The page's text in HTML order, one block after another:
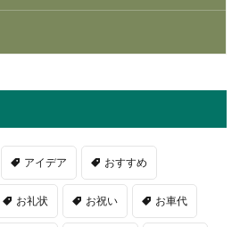
アイデア おすすめ
お礼状 お祝い お車代